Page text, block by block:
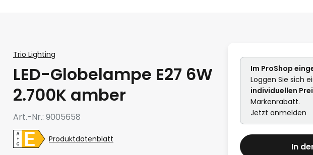
Trio Lighting
LED-Globelampe E27 6W
2.700K amber
Art.-Nr. 9005658
Produktdatenblatt
Im ProShop
Loggen Sie sich
individuellen
Markenrabatt.
Jetzt anmelden
In